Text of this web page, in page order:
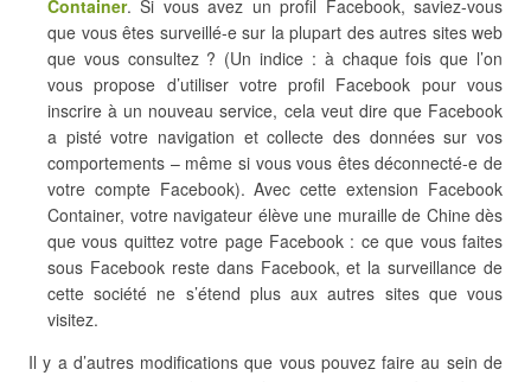
Container. Si vous avez un profil Facebook, saviez-vous
que vous êtes surveillé-e sur la plupart des autres sites web
que vous consultez ? (Un indice : à chaque fois que l’on
vous propose d’utiliser votre profil Facebook pour vous
inscrire à un nouveau service, cela veut dire que Facebook
a pisté votre navigation et collecte des données sur vos
comportements – même si vous vous êtes déconnecté-e de
votre compte Facebook). Avec cette extension Facebook
Container, votre navigateur élève une muraille de Chine dès
que vous quittez votre page Facebook : ce que vous faites
sous Facebook reste dans Facebook, et la surveillance de
cette société ne s’étend plus aux autres sites que vous
visitez.
Il y a d’autres modifications que vous pouvez faire au sein de